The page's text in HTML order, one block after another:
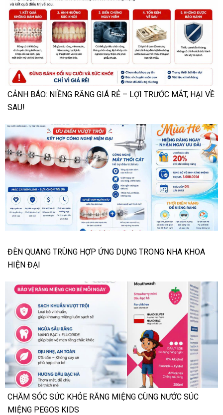
CẢNH BÁO: NIỀNG RĂNG GIÁ RẺ – LỢI TRƯỚC MẮT, HẠI VỀ
SAU!
ĐÈN QUANG TRÙNG HỢP ỨNG DỤNG TRONG NHA KHOA
HIỆN ĐẠI
CHĂM SÓC SỨC KHỎE RĂNG MIỆNG CÙNG NƯỚC SÚC
MIỆNG PEGOS KIDS